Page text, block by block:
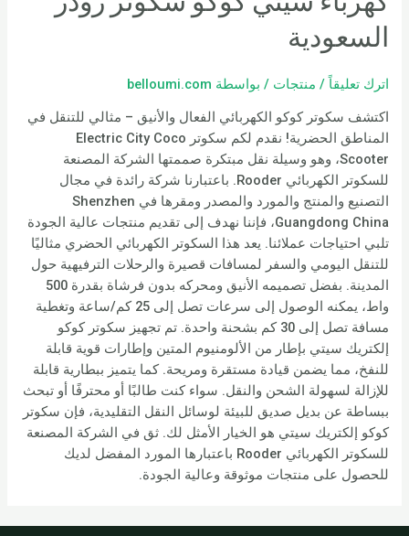
السعودية
اترك تعليقاً / منتجات / بواسطة belloumi.com
اكتشف سكوتر كوكو الكهربائي الفعال والأنيق – مثالي للتنقل في
المناطق الحضرية! نقدم لكم سكوتر Electric City Coco
Scooter، وهو وسيلة نقل مبتكرة صممتها الشركة المصنعة
للسكوتر الكهربائي Rooder. باعتبارنا شركة رائدة في مجال
التصنيع والمنتج والمورد والمصدر ومقرها في Shenzhen
Guangdong China، فإننا نهدف إلى تقديم منتجات عالية الجودة
تلبي احتياجات عملائنا. يعد هذا السكوتر الكهربائي الحضري مثاليًا
للتنقل اليومي والسفر لمسافات قصيرة والرحلات الترفيهية حول
المدينة. بفضل تصميمه الأنيق ومحركه بدون فرشاة بقدرة 500
واط، يمكنه الوصول إلى سرعات تصل إلى 25 كم/ساعة وتغطية
مسافة تصل إلى 30 كم بشحنة واحدة. تم تجهيز سكوتر كوكو
إلكتريك سيتي بإطار من الألومنيوم المتين وإطارات قوية قابلة
للنفخ، مما يضمن قيادة مستقرة ومريحة. كما يتميز ببطارية قابلة
للإزالة لسهولة الشحن والنقل. سواء كنت طالبًا أو محترفًا أو تبحث
ببساطة عن بديل صديق للبيئة لوسائل النقل التقليدية، فإن سكوتر
كوكو إلكتريك سيتي هو الخيار الأمثل لك. ثق في الشركة المصنعة
للسكوتر الكهربائي Rooder باعتبارها المورد المفضل لديك
للحصول على منتجات موثوقة وعالية الجودة.